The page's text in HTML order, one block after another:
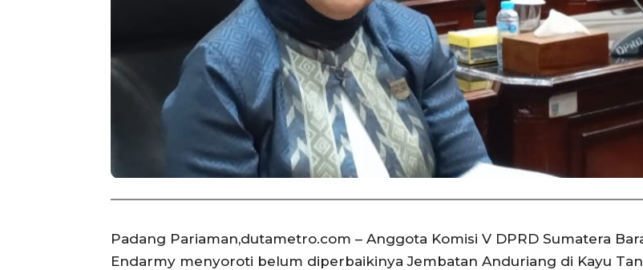
Padang Pariaman,dutametro.com – Anggota Komisi V DPRD Sumatera
Endarmy menyoroti belum diperbaikinya Jembatan Anduriang di Kayu